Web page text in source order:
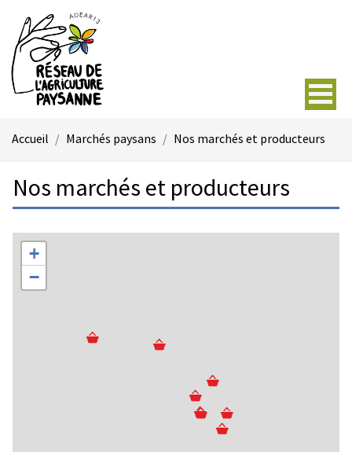
Accueil Marchés paysans Nos marchés et producteurs
Nos marchés et producteurs
+
−